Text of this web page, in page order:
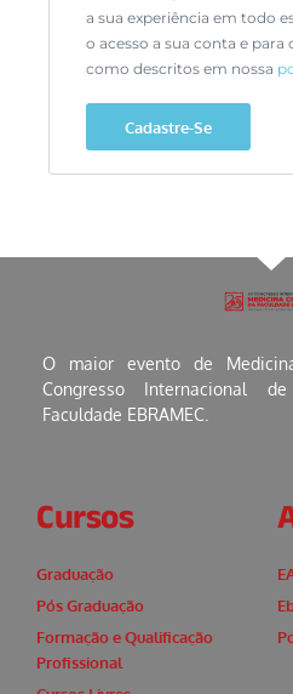
a sua experiência em todo
o acesso a sua conta e
como descritos em nossa
Cadastre-Se
O maior evento de
Congresso Internacional
Faculdade EBRAMEC.
Cursos
Graduação
Pós Graduação
Formação e Qualificação
Profissional